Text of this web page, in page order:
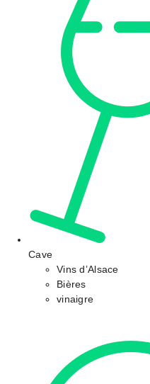
Cave
Vins d’Alsace
Bières
vinaigre